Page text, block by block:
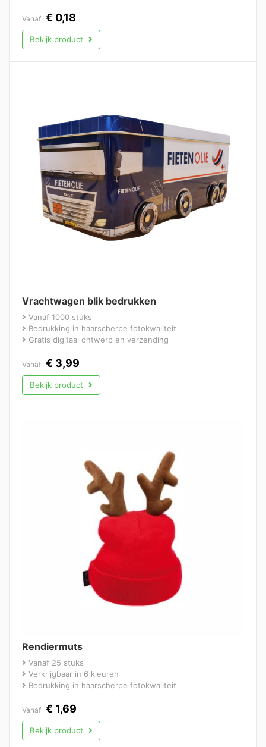
Vanaf € 0,18
Bekijk product
Vrachtwagen blik bedrukken
Vanaf 1000 stuks
Bedrukking in haarscherpe fotokwaliteit
Gratis digitaal ontwerp en verzending
Vanaf € 3,99
Bekijk product
Rendiermuts
Vanaf 25 stuks
Verkrijgbaar in 6 kleuren
Bedrukking in haarscherpe fotokwaliteit
Vanaf € 1,69
Bekijk product